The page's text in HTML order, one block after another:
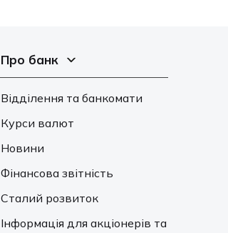
Про банк
Відділення та банкомати
Курси валют
Новини
Фінансова звітність
Сталий розвиток
Інформація для акціонерів та